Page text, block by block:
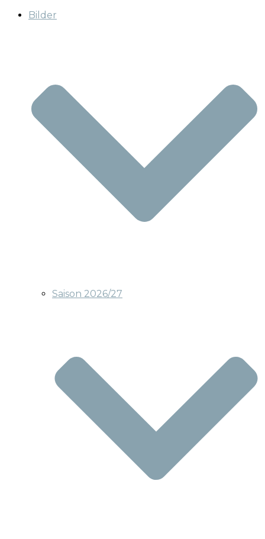
Bilder
Saison 2026/27